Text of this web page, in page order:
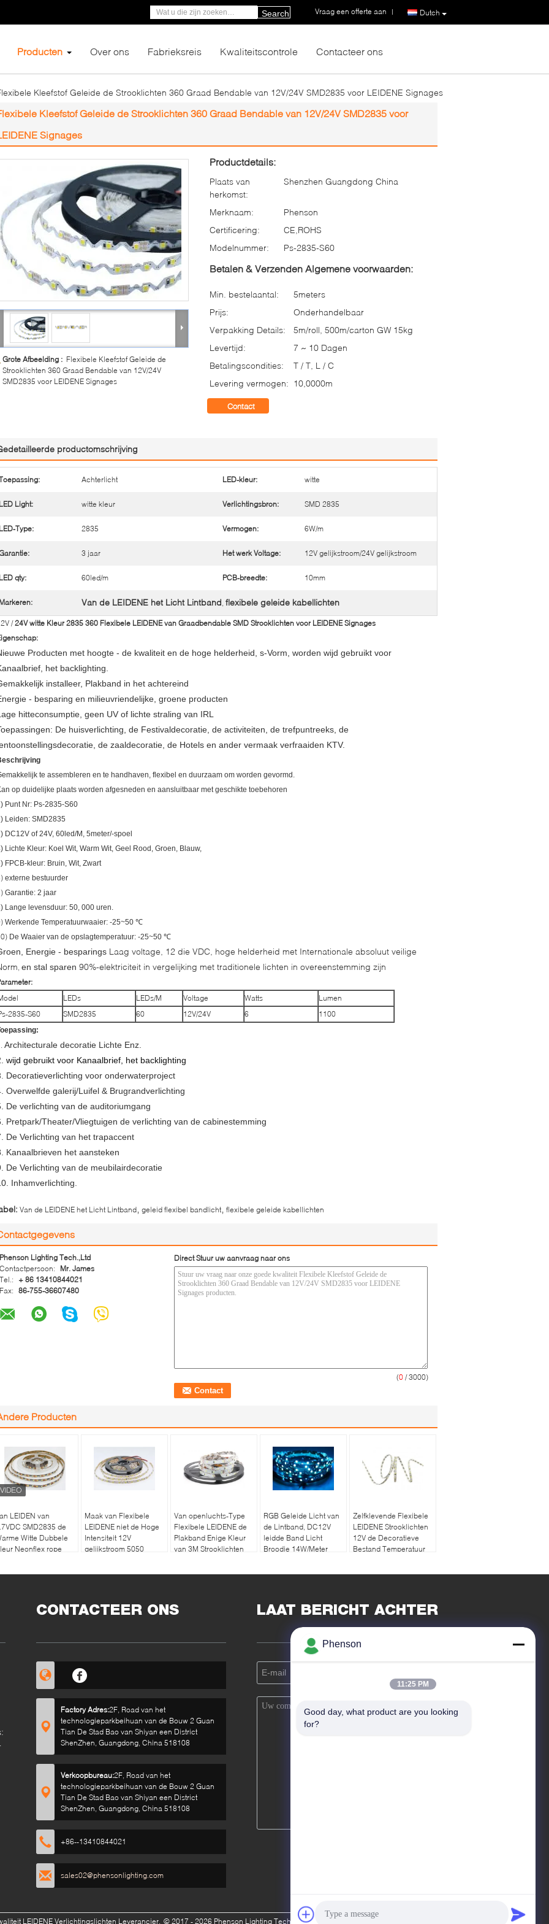
Dutch
Vraag een offerte aan |
Search
Producten Over ons Fabrieksreis Kwaliteitscontrole Contacteer ons
Kleefstof Geleide de Strooklichten 360 Graad Bendable van 12V/24V SMD2835 voor LEIDENE Signages
Kleefstof Geleide de Strooklichten 360 Graad Bendable van 12V/24V SMD2835 voor
Signages
Grote Afbeelding : Flexibele Kleefstof Geleide de
Strooklichten 360 Graad Bendable van 12V/24V
SMD2835 voor LEIDENE Signages
Productdetails:
Plaats van
herkomst:
Shenzhen Guangdong China
Merknaam:
Phenson
Certificering:
CE,ROHS
Modelnummer:
Ps-2835-S60
Betalen & Verzenden Algemene voorwaarden:
Min. bestelaantal:
5meters
Prijs:
Onderhandelbaar
Verpakking Details:
5m/roll, 500m/carton GW 15kg
Levertijd:
7 ~ 10 Dagen
Betalingscondities:
T / T, L / C
Levering vermogen: 10,0000m
Contact
productomschrijving
Achterlicht LED-kleur: witte
Light: witte kleur Verlichtingsbron: SMD 2835
Type: 2835 Vermogen: 6W/m
3 jaar Het werk Voltage: 12V gelijkstroom/24V gelijkstroom
qty: 60led/m PCB-breedte: 10mm
Van de LEIDENE het Licht Lintband, flexibele geleide kabellichten
/24V witte Kleur 2835 360 Flexibele LEIDENE van Graadbendable SMD Strooklichten voor LEIDENE Signages
Producten met hoogte - de kwaliteit en de hoge helderheid, s-Vorm, worden wijd gebruikt voor
het backlighting.
installeer, Plakband in het achtereind
- besparing en milieuvriendelijke, groene producten
hitteconsumptie, geen UV of lichte straling van IRL
De huisverlichting, de Festivaldecoratie, de activiteiten, de trefpuntreeks, de
de zaaldecoratie, de Hotels en ander vermaak verfraaiden KTV.
te assembleren en te handhaven, flexibel en duurzaam om worden gevormd.
op duidelijke plaats worden afgesneden en aansluitbaar met geschikte toebehoren
Punt Nr: Ps-2835-S60
Leiden: SMD2835
DC12V of 24V, 60led/M, 5meter/-spoel
Lichte Kleur: Koel Wit, Warm Wit, Geel Rood, Groen, Blauw,
FPCB-kleur: Bruin, Wit, Zwart
externe bestuurder
Garantie: 2 jaar
Lange levensduur: 50, 000 uren.
Werkende Temperatuurwaaier: -25~50 ℃
De Waaier van de opslagtemperatuur: -25~50 ℃
Energie - besparings Laag voltage, 12 die VDC, hoge helderheid met Internationale absoluut veilige
, en stal sparen 90%-elektriciteit in vergelijking met traditionele lichten in overeenstemming zijn
LEDs LEDs/M Voltage Watts
Lumen
2835-S60
SMD2835 60 12V/24V 6 1100
Architecturale decoratie Lichte Enz.
wijd gebruikt voor Kanaalbrief, het backlighting
Decoratieverlichting voor onderwaterproject
Overwelfde galerij/Luifel & Brugrandverlichting
De verlichting van de auditoriumgang
Pretpark/Theater/Vliegtuigen de verlichting van de cabinestemming
De Verlichting van het trapaccent
Kanaalbrieven het aansteken
De Verlichting van de meubilairdecoratie
Inhamverlichting.
Van de LEIDENE het Licht Lintband geleid flexibel bandlicht flexibele geleide kabellichten
Phenson Lighting Tech.,Ltd
Contactpersoon:
Mr. James
Tel.:
+ 86 13410844021
Fax: 86-755-36607480
Direct Stuur uw aanvraag naar ons
(0 / 3000)
Producten
LEIDEN van
SMD2835 de
Witte Dubbele
Neonflex rope
Maak van Flexibele
LEIDENE niet de Hoge
Intensiteit 12V
gelijkstroom 5050
Van openluchts-Type
Flexibele LEIDENE de
Plakband Enige Kleur
van 3M Strooklichten
RGB Geleide Licht van
de Lintband, DC12V
leidde Band Licht
Broodje 14W/Meter
Zelfklevende Flexibele
LEIDENE Strooklichten
12V de Decoratieve
Bestand Temperatuur
CONTACTEER ONS
Factory Adres:2F, Road van het
technologieparkbeihuan van de Bouw 2 Guan
Tian De Stad Bao van Shiyan een District
ShenZhen, Guangdong, China 518108
Verkoopbureau:2F, Road van het
technologieparkbeihuan van de Bouw 2 Guan
Tian De Stad Bao van Shiyan een District
ShenZhen, Guangdong, China 518108
+86--13410844021
sales02@phensonlighting.com
LAAT BERICHT ACHTER
LEIDENE Verlichtingslichten Leverancier. © 2017 - 2026 Phenson Lighting Tech.,Ltd. All Rights Reserved.
Phenson
11:25 PM
Good day, what product are you looking
for?